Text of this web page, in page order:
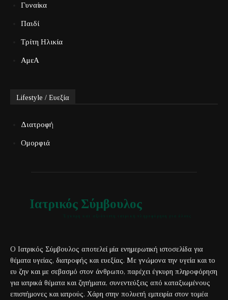
Γυναίκα
Παιδί
Τρίτη Ηλικία
ΑμεΑ
Lifestyle / Ευεξία
Διατροφή
Ομορφιά
Ιατρικός Σύμβουλος
Ο Ιατρικός Σύμβουλος αποτελεί μία ενημερωτική ιστοσελίδα για
θέματα υγείας, διατροφής και ευεξίας. Με γνώμονα την υγεία και το
ευ ζην και με σεβασμό στον άνθρωπο, παρέχει έγκυρη πληροφόρηση
για ιατρικά θέματα και ζητήματα, συνεντεύξεις από καταξιωμένους
επιστήμονες και ιατρούς. Χάρη στην πολυετή εμπειρία στον τομέα